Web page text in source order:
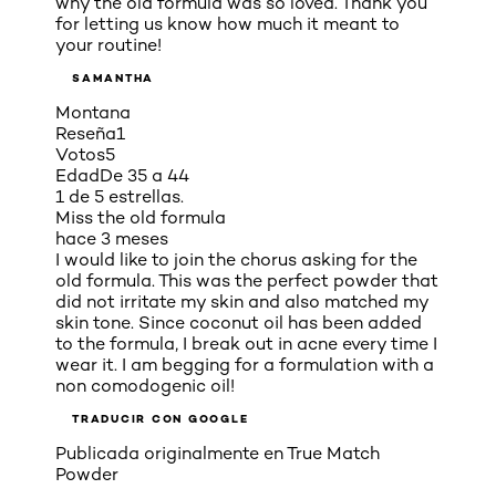
for letting us know how much it meant to
your routine!
SAMANTHA
Montana
Reseña1
Votos5
EdadDe 35 a 44
1 de 5 estrellas.
Miss the old formula
hace 3 meses
I would like to join the chorus asking for the
old formula. This was the perfect powder that
did not irritate my skin and also matched my
skin tone. Since coconut oil has been added
to the formula, I break out in acne every time I
wear it. I am begging for a formulation with a
non comodogenic oil!
TRADUCIR CON GOOGLE
Publicada originalmente enTrue Match
Powder